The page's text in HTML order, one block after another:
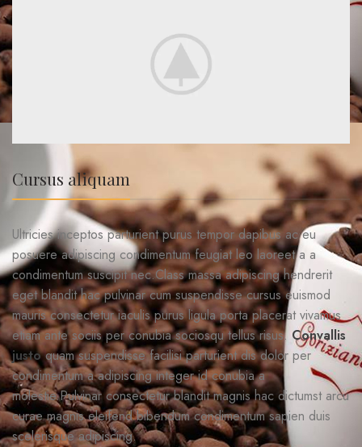
Cursus aliquam
Ultricies inceptos parturient purus tempor dapibus ac eu
posuere adipiscing condimentum feugiat leo laoreet a a
condimentum suscipit nec.Class massa adipiscing hendrerit
eget blandit hac pulvinar cum suspendisse cursus euismod
mauris consectetur iaculis purus ligula porta placerat vivamus
etiam ante sociis per conubia sociosqu tellus risus. Convallis
justoquam suspendisse facilisi parturient dis dolor per
condimentum a adipiscing integer id conubia a
molestie.Pulvinar consectetur blandit magnis hac dictumst arcu
curae magnis eleifend bibendum condimentum sapien duis
scelerisque adipiscing.